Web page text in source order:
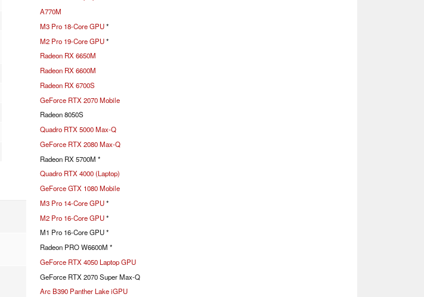
A770M
M3 Pro 18-Core GPU*
M2 Pro 19-Core GPU*
Radeon RX 6650M
Radeon RX 6600M
Radeon RX 6700S
GeForce RTX 2070 Mobile
Radeon 8050S
Quadro RTX 5000 Max-Q
GeForce RTX 2080 Max-Q
Radeon RX 5700M *
Quadro RTX 4000 (Laptop)
GeForce GTX 1080 Mobile
M3 Pro 14-Core GPU*
M2 Pro 16-Core GPU*
M1 Pro 16-Core GPU *
Radeon PRO W6600M *
GeForce RTX 4050 Laptop GPU
GeForce RTX 2070 Super Max-Q
Arc B390 Panther Lake iGPU